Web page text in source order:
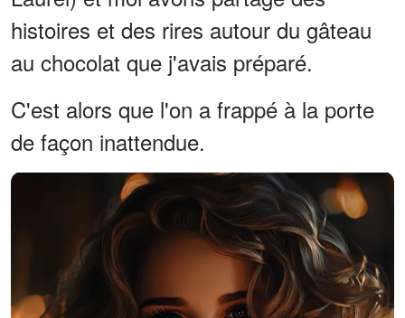
histoires et des rires autour du gâteau
au chocolat que j'avais préparé.
C'est alors que l'on a frappé à la porte
de façon inattendue.